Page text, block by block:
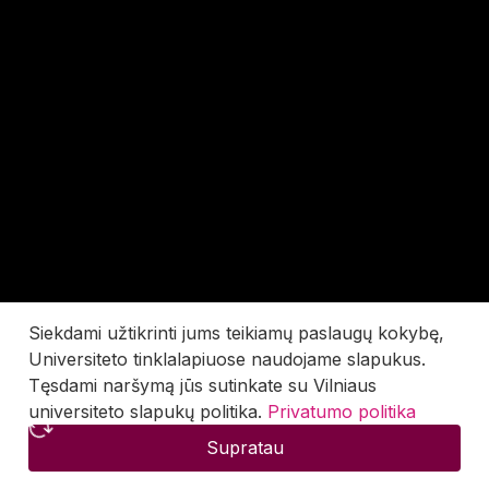
Siekdami užtikrinti jums teikiamų paslaugų kokybę,
Universiteto tinklalapiuose naudojame slapukus.
Tęsdami naršymą jūs sutinkate su Vilniaus
universiteto slapukų politika. Privatumo politika
Supratau